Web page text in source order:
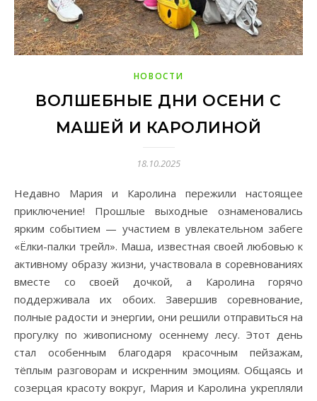
НОВОСТИ
ВОЛШЕБНЫЕ ДНИ ОСЕНИ С
МАШЕЙ И КАРОЛИНОЙ
18.10.2025
Недавно Мария и Каролина пережили настоящее
приключение! Прошлые выходные ознаменовались
ярким событием — участием в увлекательном забеге
«Ёлки-палки трейл». Маша, известная своей любовью к
активному образу жизни, участвовала в соревнованиях
вместе со своей дочкой, а Каролина горячо
поддерживала их обоих. Завершив соревнование,
полные радости и энергии, они решили отправиться на
прогулку по живописному осеннему лесу. Этот день
стал особенным благодаря красочным пейзажам,
тёплым разговорам и искренним эмоциям. Общаясь и
созерцая красоту вокруг, Мария и Каролина укрепляли